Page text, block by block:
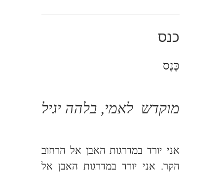
כנס
כֶּנֶס
מוקדש לאמי, בלהה יגיל
אני יורד במדרגות האבן אל הרחוב
הקר. אני יורד במדרגות האבן אל